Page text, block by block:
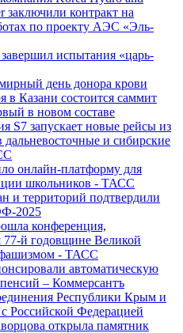
заключили контракт на
по проекту АЭС «Эль-
испытания «царь-
день донора крови
в Казани состоится саммит
в новом составе
S7 запускает новые рейсы из
дальневосточные и сибирские
онлайн-платформу для
школьников - ТАСС
и территорий подтвердили
2025
конференция,
77-й годовщине Великой
- ТАСС
автоматическую
– Коммерсантъ
Республики Крым и
Российской Федерацией
открыла памятник